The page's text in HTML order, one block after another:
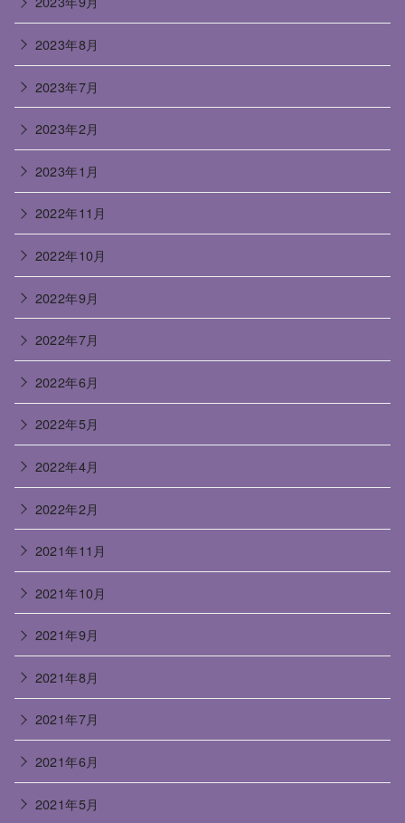
2023年8月
2023年7月
2023年2月
2023年1月
2022年11月
2022年10月
2022年9月
2022年7月
2022年6月
2022年5月
2022年4月
2022年2月
2021年11月
2021年10月
2021年9月
2021年8月
2021年7月
2021年6月
2021年5月